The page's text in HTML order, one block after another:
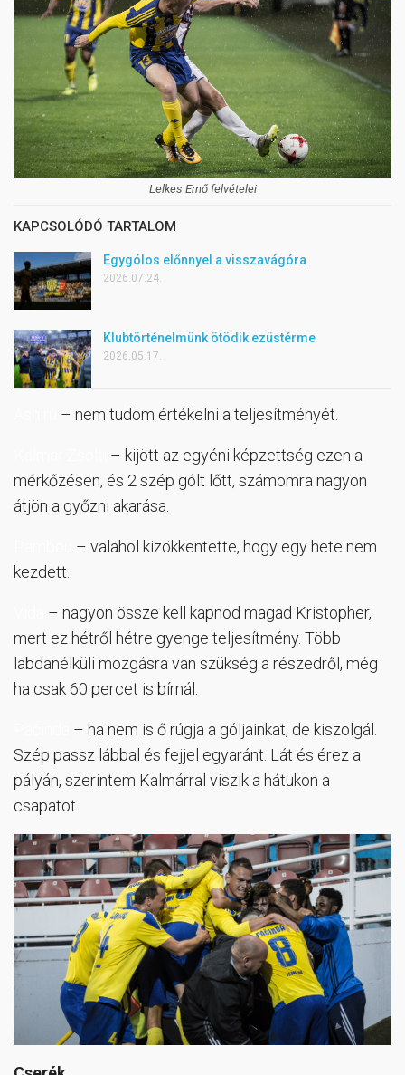
Lelkes Ernő felvételei
KAPCSOLÓDÓ TARTALOM
Egygólos előnnyel a visszavágóra
2026.07.24.
Klubtörténelmünk ötödik ezüstérme
2026.05.17.
– nem tudom értékelni a teljesítményét.
– kijött az egyéni képzettség ezen a
mérkőzésen, és 2 szép gólt lőtt, számomra nagyon
átjön a győzni akarása.
– valahol kizökkentette, hogy egy hete nem
kezdett.
– nagyon össze kell kapnod magad Kristopher,
mert ez hétről hétre gyenge teljesítmény. Több
labdanélküli mozgásra van szükség a részedről, még
ha csak 60 percet is bírnál.
– ha nem is ő rúgja a góljainkat, de kiszolgál.
Szép passz lábbal és fejjel egyaránt. Lát és érez a
pályán, szerintem Kalmárral viszik a hátukon a
csapatot.